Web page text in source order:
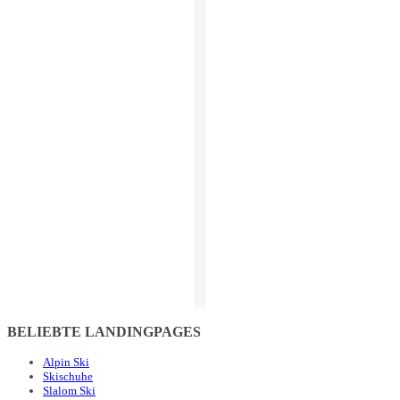
BELIEBTE LANDINGPAGES
Alpin Ski
Skischuhe
Slalom Ski